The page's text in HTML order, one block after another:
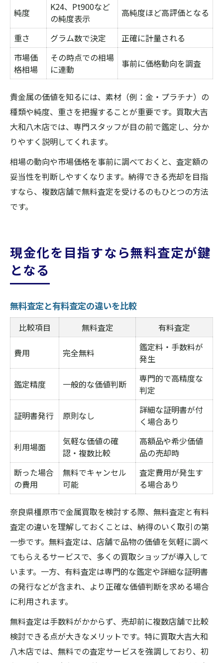
純度
K24、Pt900など
の純度表示
高純度ほど高評価となる
重さ グラム数で決定
正確に計量される
市場価
格相場
その時点での相場
に連動
事前に価格動向を調査
貴金属の価値を知るには、素材（例：金・プラチナ）の
種類や純度、重さを把握することが重要です。買取大吉
大和八木店では、専門スタッフが目の前で鑑定し、分か
りやすく説明してくれます。
相場の動向や市場価格を事前に調べておくと、査定額の
妥当性を判断しやすくなります。納得できる売却を目指
すなら、複数店舗で無料査定を受けるのもひとつの方法
です。
現金化を目指すなら無料査定が鍵
となる
無料査定と有料査定の違いを比較
比較項目 無料査定 有料査定
費用 完全無料
鑑定料・手数料が
発生
鑑定精度 一般的な価値判断
専門的で高精度な
判定
証明書発行 原則なし
詳細な証明書が付
く場合あり
利用場面
気軽な価値の確
認・複数比較
高額品や希少価値
品の売却時
断った場合
の費用
無料でキャンセル
可能
査定費用が発生す
る場合あり
奈良県橿原市で金属買取を検討する際、無料査定と有料
査定の違いを理解しておくことは、納得のいく取引の第
一歩です。無料査定は、店舗で品物の価値を気軽に調べ
てもらえるサービスで、多くの買取ショップが導入して
います。一方、有料査定は専門的な鑑定や詳細な証明書
の発行などが含まれ、より正確な価値判断を求める場合
に利用されます。
無料査定は手数料がかからず、売却前に複数店舗で比較
検討できる点が大きなメリットです。特に買取大吉大和
八木店では、無料での査定サービスを強調しており、初